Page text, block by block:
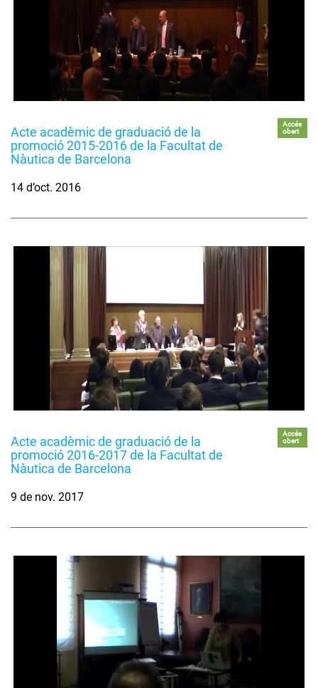
Acte acadèmic de graduació de la
promoció 2015-2016 de la Facultat de
Nàutica de Barcelona
Accés
obert
14 d’oct. 2016
Acte acadèmic de graduació de la
promoció 2016-2017 de la Facultat de
Nàutica de Barcelona
Accés
obert
9 de nov. 2017